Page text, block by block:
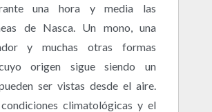
una hora y media las
de Nasca. Un mono, una
y muchas otras formas
origen sigue siendo un
ser vistas desde el aire.
climatológicas y el